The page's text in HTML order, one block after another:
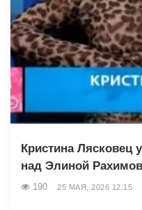
Кристина Лясковец
над Элиной
190 25 МАЯ, 2026 12:15